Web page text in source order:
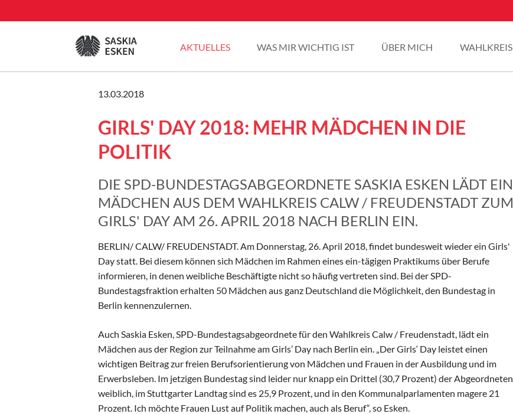
AKTUELLES
Blogbeiträge
WAS MIR WICHTIG IST ÜBER MICH WAHLKREIS
13.03.2018
GIRLS' DAY 2018: MEHR MÄDCHEN IN DIE
POLITIK
DIE SPD-BUNDESTAGSABGEORDNETE SASKIA ESKEN LÄDT EIN
MÄDCHEN AUS DEM WAHLKREIS CALW / FREUDENSTADT ZUM
GIRLS' DAY AM 26. APRIL 2018 NACH BERLIN EIN.
BERLIN/ CALW/ FREUDENSTADT. Am Donnerstag, 26. April 2018, findet bundesweit wieder ein Girls'
Day statt. Bei diesem können sich Mädchen im Rahmen eines ein-tägigen Praktikums über Berufe
informieren, in denen weibliche Beschäftigte nicht so häufig vertreten sind. Bei der SPD-
Bundestagsfraktion erhalten 50 Mädchen aus ganz Deutschland die Möglichkeit, den Bundestag in
Berlin kennenzulernen.
Auch Saskia Esken, SPD-Bundestagsabgeordnete für den Wahlkreis Calw / Freudenstadt, lädt ein
Mädchen aus der Region zur Teilnahme am Girls’ Day nach Berlin ein. „Der Girls‘ Day leistet einen
wichtigen Beitrag zur freien Berufsorientierung von Mädchen und Frauen in der Ausbildung und im
Erwerbsleben. Im jetzigen Bundestag sind leider nur knapp ein Drittel (30,7 Prozent) der Abgeordneten
weiblich, im Stuttgarter Landtag sind es 25,9 Prozent, und in den Kommunalparlamenten magere 21
Prozent. Ich möchte Frauen Lust auf Politik machen, auch als Beruf“, so Esken.